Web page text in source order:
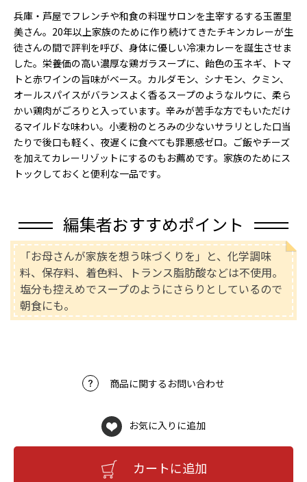
兵庫・芦屋でフレンチや和食の料理サロンを主宰するする玉置里
美さん。20年以上家族のために作り続けてきたチキンカレーが生
徒さんの間で評判を呼び、身体に優しい冷凍カレーを誕生させま
した。栄養価の高い濃厚な鶏ガラスープに、飴色の玉ネギ、トマ
トと赤ワインの旨味がベース。カルダモン、シナモン、クミン、
オールスパイスがバランスよく香るスープのようなルウに、柔ら
かい鶏肉がごろりと入っています。辛みが苦手な方でもいただけ
るマイルドな味わい。小麦粉のとろみの少ないサラリとした口当
たりで後口も軽く、夜遅くに食べても罪悪感ゼロ。ご飯やチーズ
を加えてカレーリゾットにするのもお薦めです。家族のためにス
トックしておくと便利な一品です。
編集者おすすめポイント
「お母さんが家族を想う味づくりを」と、化学調味
料、保存料、着色料、トランス脂肪酸などは不使用。
塩分も控えめでスープのようにさらりとしているので
朝食にも。
商品に関するお問い合わせ
お気に入りに追加
カートに追加